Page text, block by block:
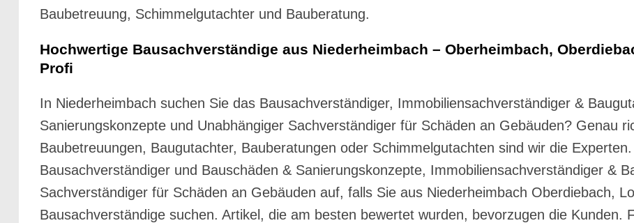
Baubetreuung, Schimmelgutachter und Bauberatung.
Hochwertige Bausachverständige aus Niederheimbach – Oberheimbach,
Profi
In Niederheimbach suchen Sie das Bausachverständiger, Immobiliensachverständiger &
Sanierungskonzepte und Unabhängiger Sachverständiger für Schäden an Gebäuden? Genau
Baubetreuungen, Baugutachter, Bauberatungen oder Schimmelgutachten sind wir die
Bausachverständiger und Bauschäden & Sanierungskonzepte, Immobiliensachverständiger &
Sachverständiger für Schäden an Gebäuden auf, falls Sie aus Niederheimbach Oberdiebach,
Bausachverständige suchen. Artikel, die am besten bewertet wurden, bevorzugen die Kunden.